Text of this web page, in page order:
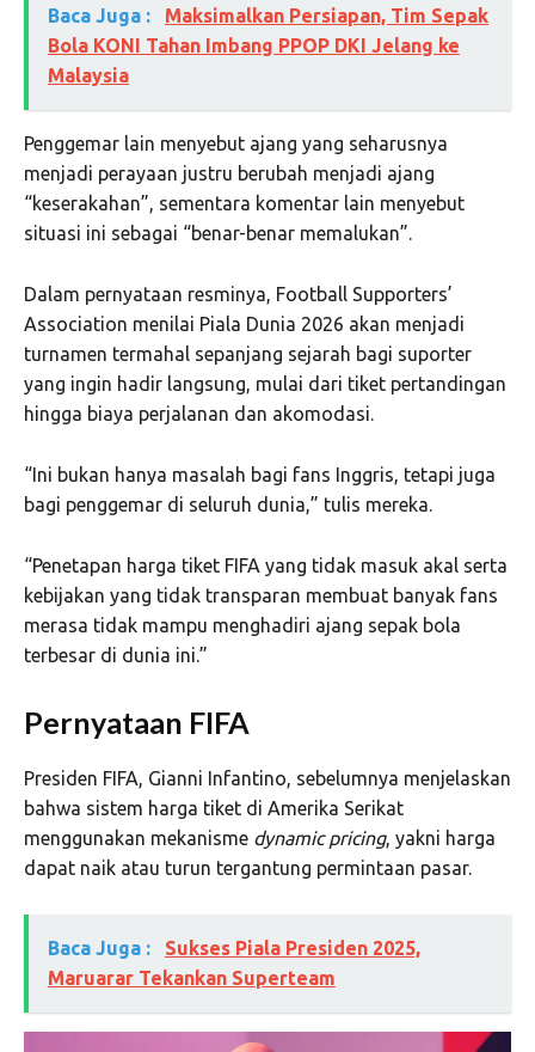
Baca Juga :
Maksimalkan Persiapan, Tim Sepak
Bola KONI Tahan Imbang PPOP DKI Jelang ke
Malaysia
Penggemar lain menyebut ajang yang seharusnya
menjadi perayaan justru berubah menjadi ajang
“keserakahan”, sementara komentar lain menyebut
situasi ini sebagai “benar-benar memalukan”.
Dalam pernyataan resminya, Football Supporters’
Association menilai Piala Dunia 2026 akan menjadi
turnamen termahal sepanjang sejarah bagi suporter
yang ingin hadir langsung, mulai dari tiket pertandingan
hingga biaya perjalanan dan akomodasi.
“Ini bukan hanya masalah bagi fans Inggris, tetapi juga
bagi penggemar di seluruh dunia,” tulis mereka.
“Penetapan harga tiket FIFA yang tidak masuk akal serta
kebijakan yang tidak transparan membuat banyak fans
merasa tidak mampu menghadiri ajang sepak bola
terbesar di dunia ini.”
Pernyataan FIFA
Presiden FIFA, Gianni Infantino, sebelumnya menjelaskan
bahwa sistem harga tiket di Amerika Serikat
menggunakan mekanisme dynamic pricing, yakni harga
dapat naik atau turun tergantung permintaan pasar.
Baca Juga :
Sukses Piala Presiden 2025,
Maruarar Tekankan Superteam